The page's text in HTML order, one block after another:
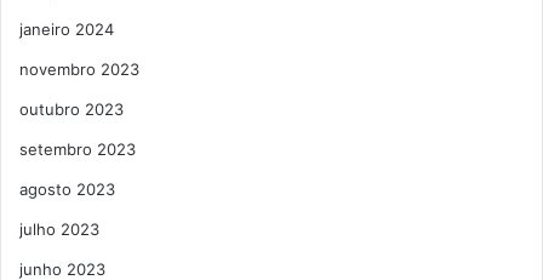
janeiro 2024
novembro 2023
outubro 2023
setembro 2023
agosto 2023
julho 2023
junho 2023